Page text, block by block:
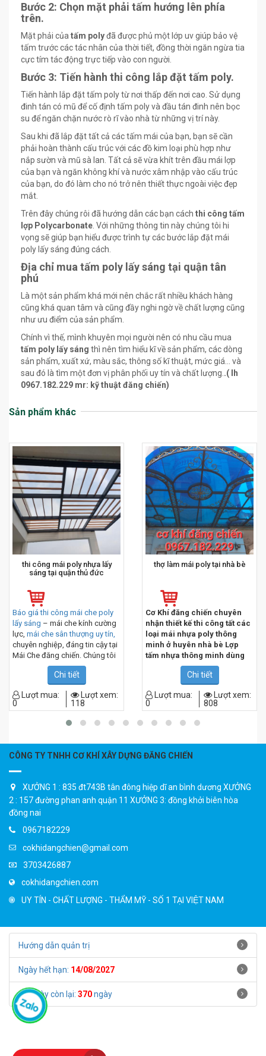
Bước 2: Chọn mặt phải tấm hướng lên phía
trên.
Mặt phải của tấm polyđã được phủ một lớp uv giúp bảo vệ
tấm trước các tác nhân của thời tiết, đồng thời ngăn ngừa tia
cực tím tác động trực tiếp vào con người.
Bước 3: Tiến hành thi công lắp đặt tấm poly.
Tiến hành lắp đặt tấm poly từ nơi thấp đến nơi cao. Sử dụng
đinh tán có mũ để cố định tấm poly và đầu tán đinh nên bọc
su để ngăn chặn nước rò rĩ vào nhà từ những vị trí này.
Sau khi đã lắp đặt tất cả các tấm mái của bạn, bạn sẽ cần
phải hoàn thành cấu trúc với các đồ kim loại phù hợp như
nắp sườn và mũ sà lan. Tất cả sẽ vừa khít trên đầu mái lợp
của bạn và ngăn không khí và nước xâm nhập vào cấu trúc
của bạn, do đó làm cho nó trở nên thiết thực ngoài việc đẹp
mắt.
Trên đây chúng rôi đã hướng dẫn các bạn cách thi công tấm
lợp Polycarbonate . Với những thông tin này chúng tôi hi
vọng sẽ giúp bạn hiểu được trình tự các bước lắp đặt mái
poly lấy sáng đúng cách.
Địa chỉ mua tấm poly lấy sáng tại quận tân
phú
Là một sản phẩm khá mới nên chắc rất nhiều khách hàng
cũng khá quan tâm và cũng đầy nghi ngờ về chất lượng cũng
như ưu điểm của sản phẩm.
Chính vì thế, mình khuyên mọi người nên có nhu cầu mua
tấm poly lấy sáng thì nên tìm hiểu kĩ về sản phẩm, các dòng
sản phẩm, xuất xứ, màu sắc, thông số kĩ thuật, mức giá… và
sau đó là tìm một đơn vị phân phối uy tín và chất lượng. .( lh
0967.182.229 mr: kỹ thuật đăng chiến)
Sản phẩm khác
thi công mái poly nhựa lấy
sáng tại quận thủ đức
Báo giá thi công mái che poly
lấy sáng – mái che kính cường
lực, mái che sân thượng uy tín,
chuyên nghiệp, đáng tin cậy tại
Mái Che đăng chiến. Chúng tôi
chuyên thi công mái che lấy
sáng chất lượng với đội ngũ thợ
lành nghề, nhiều kinh nghiệm,
đảm bảo mang đến sự hài lòng
cho tất cả các khách hàng
Chi tiết
Lượt mua:
0
Lượt xem:
118
thợ làm mái poly tại nhà bè
Cơ Khí đăng chiến chuyên
nhận thiết kế thi công tất các
loại mái nhựa poly thông
minh ở huyên nhà bè Lợp
tấm nhựa thông minh dùng
làm mái lấy sáng với các
mục đích sử dụng cho công
trình nhà ở khác nhau. Làm
mái nhựa poly giá rẻ, làm
mái lấy sáng sân thượng , thi
công tấm lợp lấy sáng theo
rẻ chuyên nghiệp – kinh
hàng mọi lúc mọi nơi, khi có
nhu cầu sử dụng dịch vụ thi
công tấm lợp lấy sáng, thay sửa
Chi tiết
Lượt mua:
0
Lượt xem:
808
CÔNG TY TNHH CƠ KHÍ XÂY DỰNG ĐĂNG CHIẾN
XƯỞNG 1 : 835 đt743B tân đông hiệp dĩ an bình dương XƯỞNG
2 : 157 đường phan anh quận 11 XƯỞNG 3: đồng khởi biên hòa
đồng nai
0967182229
cokhidangchien@gmail.com
3703426887
cokhidangchien.com
UY TÍN - CHẤT LƯỢNG - THẨM MỸ - SỐ 1 TẠI VIỆT NAM
Hướng dẫn quản trị
Ngày hết hạn: 14/08/2027
Số ngày còn lại: 370ngày